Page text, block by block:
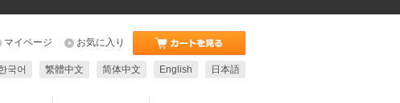
お気に入り
マイページ
日本語
English
简体中文
繁體中文
국어